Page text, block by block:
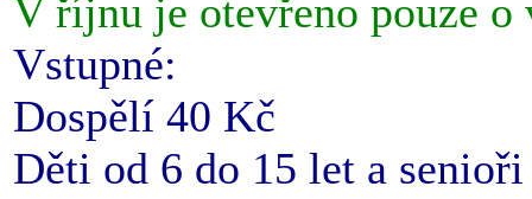
V říjnu je otevřeno pouze o
Vstupné:
Dospělí 40 Kč
Děti od 6 do 15 let a